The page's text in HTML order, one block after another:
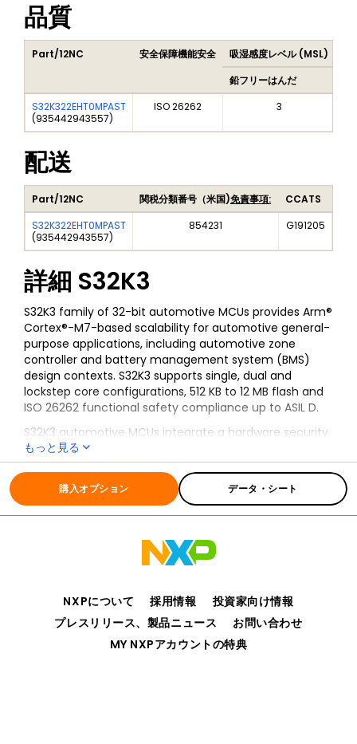
品質
Part/12NC 安全保障機能安全 吸湿感度レベル (MSL)
鉛フリーはんだ
S32K322EHT0MPAST
(935442943557)
ISO 26262 3
配送
Part/12NC 関税分類番号（米国)免責事項:
CCATS
S32K322EHT0MPAST
(935442943557)
854231 G191205
詳細 S32K3
S32K3 family of 32-bit automotive MCUs provides Arm®
Cortex®-M7-based scalability for automotive general-
purpose applications, including automotive zone
controller and battery management system (BMS)
design contexts. S32K3 supports single, dual and
lockstep core configurations, 512 KB to 12 MB flash and
ISO 26262 functional safety compliance up to ASIL D.
S32K3 automotive MCUs integrate a hardware security
engine (HSE), firmware over-the-air (FOTA) support
and ISO 26262 compliant real-time drivers (RTD). The
HSE supports AES-128/192/256, RSA, ECC, secure boot
and key storage for automotive microcontroller
security requirements.
S32K3 compatibility with theNXP S32 Automotive
supports software reuse across
zone control and
LQFP and HDQFP package options, with HDQFP reducing
package footprint by up to 55% versus a standard QFP
package.
もっと見る
全ての情報 S32K3
購入オプション データ・シート
NXPについて 採用情報
投資家向け情報
プレスリリース、製品ニュース
お問い合わせ
MY NXPアカウントの特典